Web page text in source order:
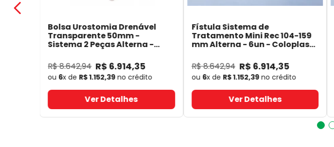
Bolsa Urostomia Drenável
Transparente 50mm -
Sistema 2 Peças Alterna -
R$8.642,94 R$ 6.914,35
ou 6x de R$1.152,39no crédito
Ver Detalhes
Fístula Sistema de
Tratamento Mini Rec 104-159
mm Alterna - 6un - Coloplast
R$8.642,94 R$ 6.914,35
ou 6x de R$1.152,39no crédito
Ver Detalhes